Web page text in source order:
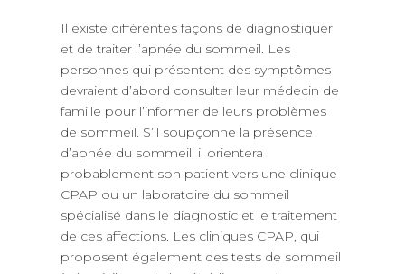
Il existe différentes façons de diagnostiquer
et de traiter l’apnée du sommeil. Les
personnes qui présentent des symptômes
devraient d’abord consulter leur médecin de
famille pour l’informer de leurs problèmes
de sommeil. S’il soupçonne la présence
d’apnée du sommeil, il orientera
probablement son patient vers une clinique
CPAP ou un laboratoire du sommeil
spécialisé dans le diagnostic et le traitement
de ces affections. Les cliniques CPAP, qui
proposent également des tests de sommeil